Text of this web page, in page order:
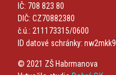
IČ: 708 823 80
DIČ: CZ70882380
č.ú.: 211173315/0600
ID datové schránky: nw2mkk9
© 2021 ZŠ Habrmanova